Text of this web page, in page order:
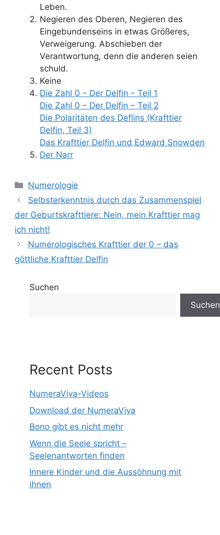
Leben.
Negieren des Oberen, Negieren des
Eingebundenseins in etwas Größeres,
Verweigerung. Abschieben der
Verantwortung, denn die anderen seien
schuld.
Keine
Die Zahl 0 – Der Delfin – Teil 1
Die Zahl 0 – Der Delfin – Teil 2
Die Polaritäten des Deflins (Krafttier
Delfin, Teil 3)
Das Krafttier Delfin und Edward Snowden
Der Narr
Kategorien
Numerologie
Selbsterkenntnis durch das Zusammenspiel
der Geburtskrafttiere: Nein, mein Krafttier mag
ich nicht!
Numerologisches Krafttier der 0 – das
göttliche Krafttier Delfin
Suchen
Suchen
Recent Posts
NumeraViva-Videos
Download der NumeraViva
Bono gibt es nicht mehr
Wenn die Seele spricht –
Seelenantworten finden
Innere Kinder und die Aussöhnung mit
ihnen